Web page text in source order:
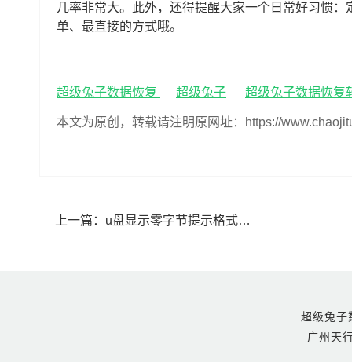
几率非常大。此外，还得提醒大家一个日常好习惯
单、最直接的方式哦。
超级兔子数据恢复 超级兔子 超级兔子数据恢复
本文为原创，转载请注明原网址：https://
上一篇： u盘显示零字节提示格式化怎么办(u盘显示零字节提示格式化如何恢复数据)
超级兔
广州天